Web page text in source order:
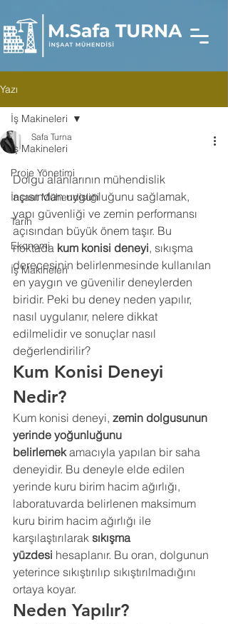
Yazı
İş Makineleri
Proje Yönetimi
İnşaat Mühendisliği
Tarih
Ekonomi
İş Makineleri
İş Makineleri
Safa Turna
Dolgu alanlarının mühendislik
açısından uygunluğunu sağlamak,
yapı güvenliği ve zemin performansı
açısından büyük önem taşır. Bu
noktada kum konisi deneyi, sıkışma
derecesinin belirlenmesinde kullanılan
en yaygın ve güvenilir deneylerden
biridir. Peki bu deney neden yapılır,
nasıl uygulanır, nelere dikkat
edilmelidir ve sonuçlar nasıl
değerlendirilir?
Kum Konisi Deneyi
Nedir?
Kum konisi deneyi, zemin dolgusunun
yerinde yoğunluğunu
belirlemek amacıyla yapılan bir saha
deneyidir. Bu deneyle elde edilen
yerinde kuru birim hacim ağırlığı,
laboratuvarda belirlenen maksimum
kuru birim hacim ağırlığı ile
karşılaştırılarak sıkışma
yüzdesi hesaplanır. Bu oran, dolgunun
yeterince sıkıştırılıp sıkıştırılmadığını
ortaya koyar.
Neden Yapılır?